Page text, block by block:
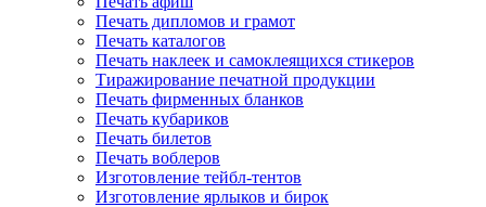
Печать дипломов и грамот
Печать каталогов
Печать наклеек и самоклеящихся стикеров
Тиражирование печатной продукции
Печать фирменных бланков
Печать кубариков
Печать билетов
Печать воблеров
Изготовление тейбл-тентов
Изготовление ярлыков и бирок